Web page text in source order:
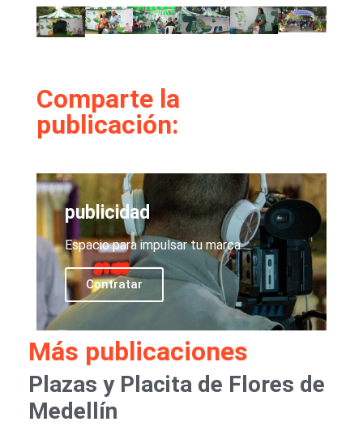
Comparte la
publicación:
publicidad
Espacio para impulsar tu marca
Contratar
Más publicaciones
Plazas y Placita de Flores de
Medellín